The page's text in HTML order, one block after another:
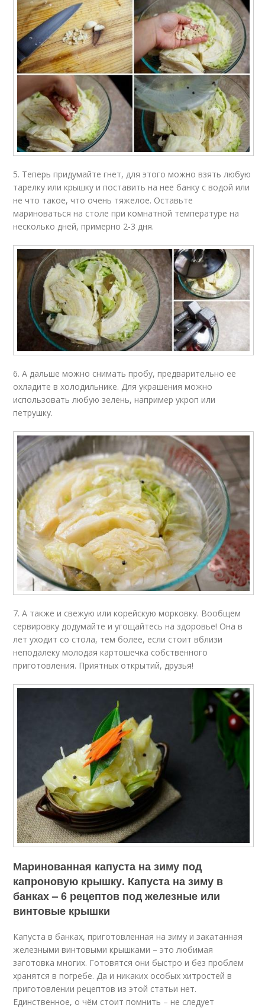
5. Теперь придумайте гнет, для этого можно взять любую
тарелку или крышку и поставить на нее банку с водой или
не что такое, что очень тяжелое. Оставьте
мариноваться на столе при комнатной температуре на
несколько дней, примерно 2-3 дня.
6. А дальше можно снимать пробу, предварительно ее
охладите в холодильнике. Для украшения можно
использовать любую зелень, например укроп или
петрушку.
7. А также и свежую или корейскую морковку. Вообщем
сервировку додумайте и угощайтесь на здоровье! Она в
лет уходит со стола, тем более, если стоит вблизи
неподалеку молодая картошечка собственного
приготовления. Приятных открытий, друзья!
Маринованная капуста на зиму под
капроновую крышку. Капуста на зиму в
банках – 6 рецептов под железные или
винтовые крышки
Капуста в банках, приготовленная на зиму и закатанная
железными винтовыми крышками – это любимая
заготовка многих. Готовятся они быстро и без проблем
хранятся в погребе. Да и никаких особых хитростей в
приготовлении рецептов из этой статьи нет.
Единственное, о чём стоит помнить – не следует